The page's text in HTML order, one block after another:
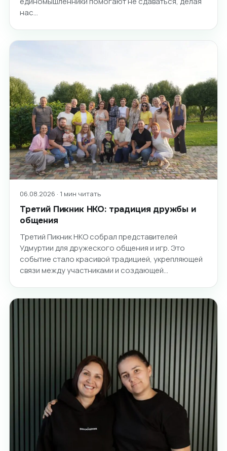
нас…
06.08.2026 · 1 мин читать
Третий Пикник НКО: традиция дружбы и
общения
Третий Пикник НКО собрал представителей
Удмуртии для дружеского общения и игр. Это
событие стало красивой традицией, укрепляющей
связи между участниками и создающей…